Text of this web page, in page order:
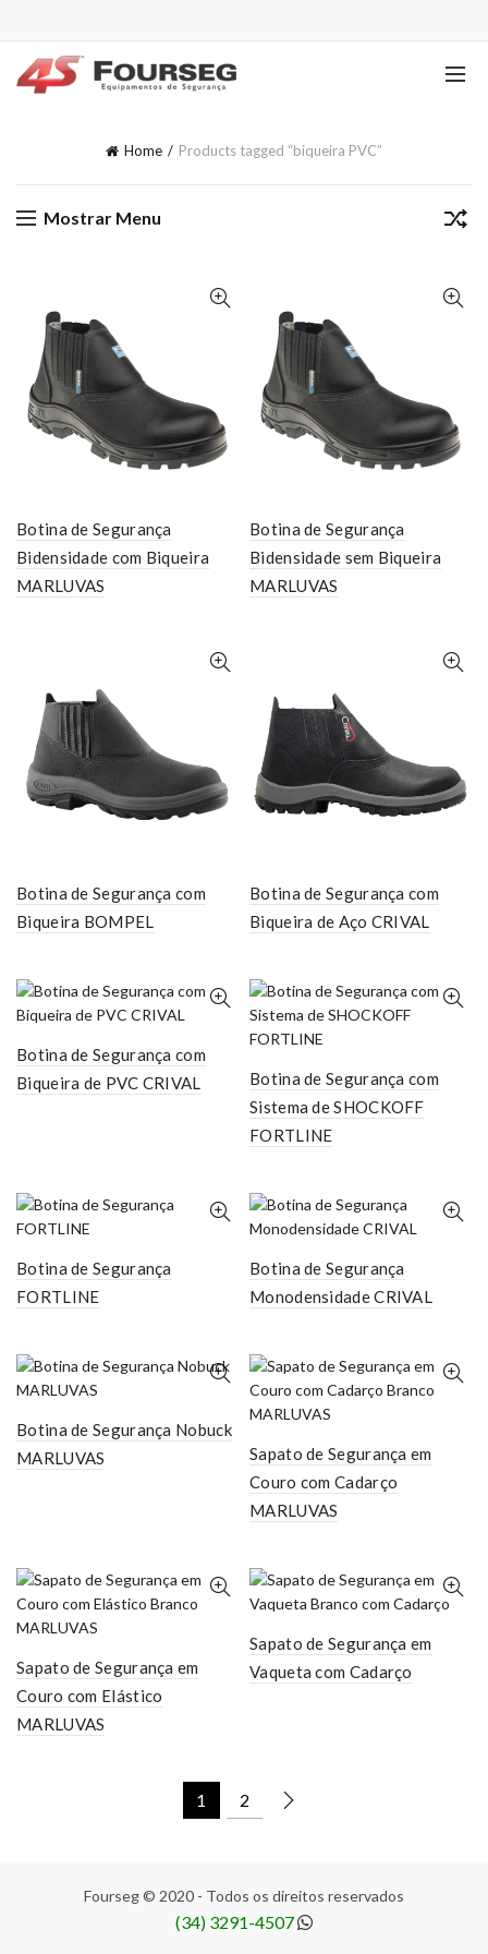
Home Products tagged “biqueira PVC”
Mostrar Menu
Botina de Segurança
Bidensidade com Biqueira
MARLUVAS
Botina de Segurança
Bidensidade sem Biqueira
MARLUVAS
Botina de Segurança com
Biqueira BOMPEL
Botina de Segurança com
Biqueira de Aço CRIVAL
Botina de Segurança com
Biqueira de PVC CRIVAL
Botina de Segurança com
Sistema de SHOCKOFF
FORTLINE
Botina de Segurança
FORTLINE
Botina de Segurança
Monodensidade CRIVAL
Botina de Segurança Nobuck
MARLUVAS
Sapato de Segurança em
Couro com Cadarço
MARLUVAS
Sapato de Segurança em
Couro com Elástico
MARLUVAS
Sapato de Segurança em
Vaqueta com Cadarço
1 2
Fourseg © 2020 - Todos os direitos reservados
(34) 3291-4507